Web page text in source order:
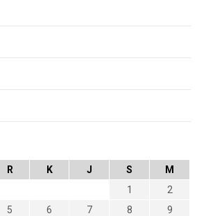
R K J S
M
1
2
5 6 7 8
9